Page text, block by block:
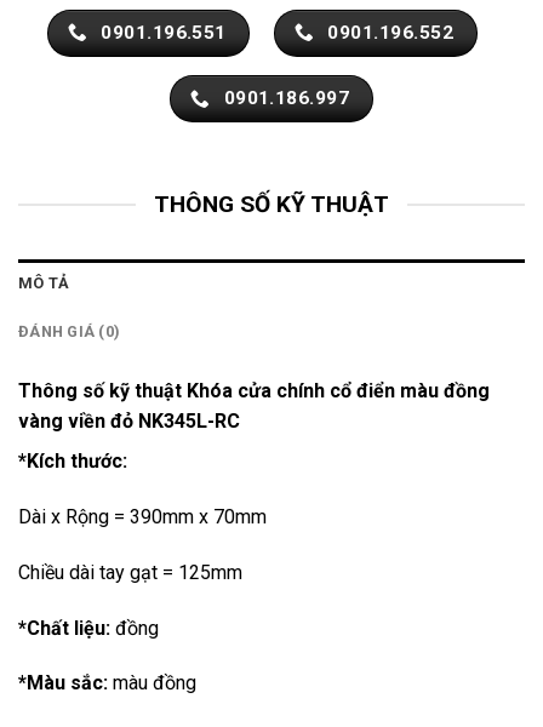
0901.196.551 0901.196.552
0901.186.997
THÔNG SỐ KỸ THUẬT
MÔ TẢ
ĐÁNH GIÁ (0)
Thông số kỹ thuật Khóa cửa chính cổ điển màu đồng
vàng viền đỏ NK345L-RC
*Kích thước:
Dài x Rộng = 390mm x 70mm
Chiều dài tay gạt = 125mm
*Chất liệu: đồng
*Màu sắc: màu đồng